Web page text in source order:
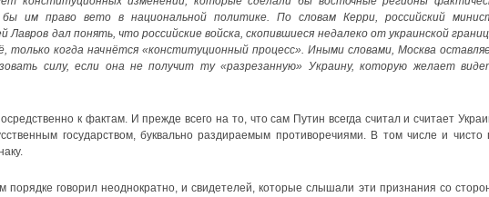
им право вето в национальной политике. По словам Керри, российский
Лавров дал понять, что российские войска, скопившиеся недалеко от украинской
только когда начнётся «конституционный процесс». Иными словами, Москва
силу, если она не получит ту «разрезанную» Украину, которую желает
к фактам. И прежде всего на то, что сам Путин всегда считал и считает
государством, буквально раздираемым противоречиями. В том числе и чисто
порядке говорил неоднократно, и свидетелей, которые слышали эти признания со